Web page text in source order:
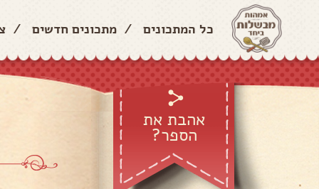
כל המתכונים / מתכונים חדשים /
אהבת את
הספר?